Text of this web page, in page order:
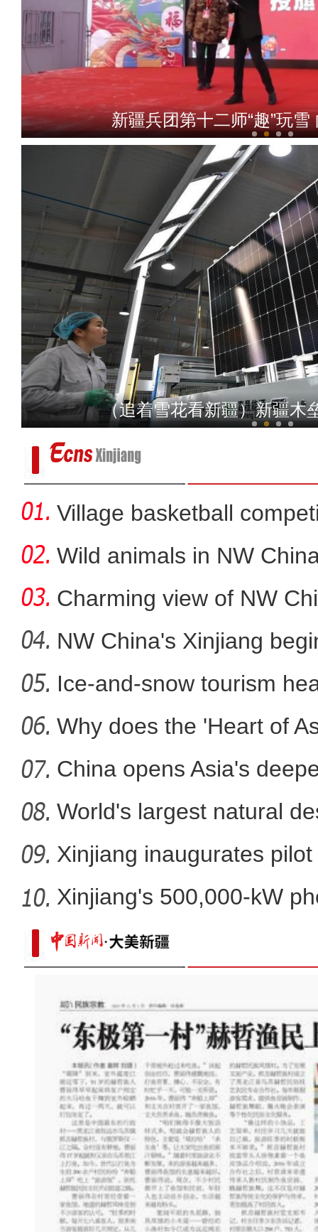
新疆兵团第十二师“趣”玩
支教大学生王瑾：新疆
哈萨克斯坦留学生昤昀：想
零下20度 新疆少年享受奔跑
（追着雪花看新疆）新疆木
Village basketball
Wild animals in NW
Charming view of NW
NW China's Xinjiang
Ice-and-snow tourism
Why does the 'Heart of
China opens Asia's
World's largest natural
Xinjiang inaugurates
Xinjiang's 500,000-kW
pro